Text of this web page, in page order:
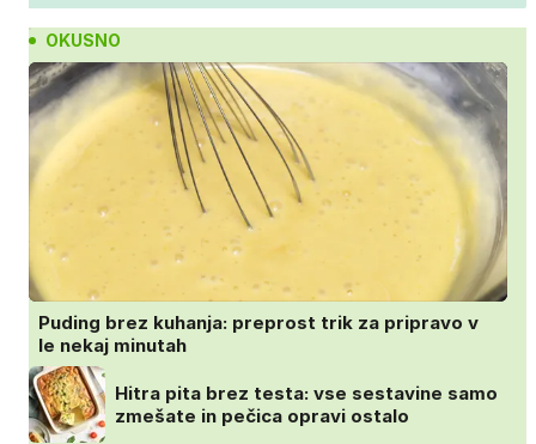
OKUSNO
Puding brez kuhanja: preprost trik za pripravo v
le nekaj minutah
Hitra pita brez testa: vse sestavine samo
zmešate in pečica opravi ostalo